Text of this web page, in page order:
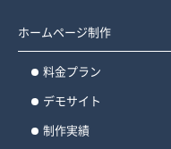
ホームページ制作
料金プラン
デモサイト
制作実績